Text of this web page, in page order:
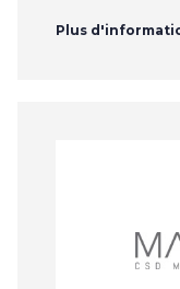
Plus